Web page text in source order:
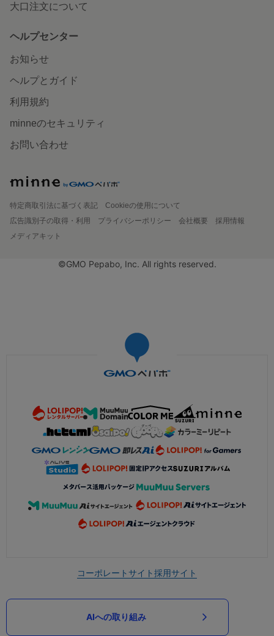
大口注文について
ヘルプセンター
お知らせ
ヘルプとガイド
利用規約
minneのセキュリティ
お問い合わせ
特定商取引法に基づく表記
Cookieの使用について
広告識別子の取得・利用
プライバシーポリシー 会社概要
採用情報
メディアキット
©GMO Pepabo, Inc. All rights reserved.
コーポレートサイト採用サイト
AIへの取り組み